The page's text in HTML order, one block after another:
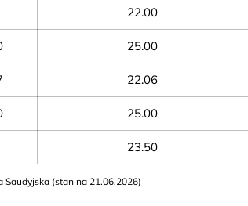
22.00
25.00
22.06
25.00
23.50
(stan na 21.06.2026)